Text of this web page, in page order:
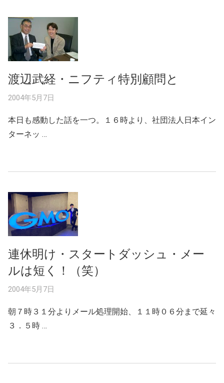
渡辺武経・ニフティ特別顧問と
2004年5月7日
本日も感動した話を一つ。１６時より、社団法人日本イン
ターネッ …
連休明け・スタートダッシュ・メー
ルは短く！（笑）
2004年5月7日
朝７時３１分よりメール処理開始、１１時０６分まで延々
３．５時 …